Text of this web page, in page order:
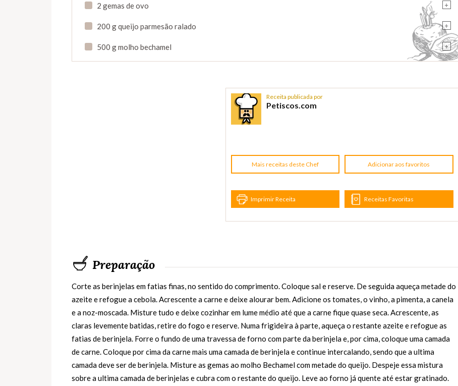
+
2 gemas de ovo
+
200 g queijo parmesão ralado
+
500 g molho bechamel
Receita publicada por
Petiscos.com
Mais receitas deste Chef Adicionar aos favoritos
Imprimir Receita Receitas Favoritas
Preparação
Corte as berinjelas em fatias finas, no sentido do comprimento. Coloque sal e reserve. De seguida aqueça metade do
azeite e refogue a cebola. Acrescente a carne e deixe alourar bem. Adicione os tomates, o vinho, a pimenta, a canela
e a noz-moscada. Misture tudo e deixe cozinhar em lume médio até que a carne fique quase seca. Acrescente, as
claras levemente batidas, retire do fogo e reserve. Numa frigideira à parte, aqueça o restante azeite e refogue as
fatias de berinjela. Forre o fundo de uma travessa de forno com parte da berinjela e, por cima, coloque uma camada
de carne. Coloque por cima da carne mais uma camada de berinjela e continue intercalando, sendo que a ultima
camada deve ser de berinjela. Misture as gemas ao molho Bechamel com metade do queijo. Despeje essa mistura
sobre a ultima camada de berinjelas e cubra com o restante do queijo. Leve ao forno já quente até estar gratinado.